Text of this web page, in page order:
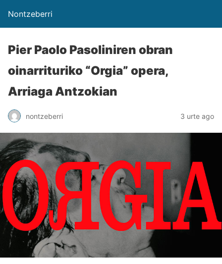
Nontzeberri
Pier Paolo Pasoliniren obran
oinarrituriko “Orgia” opera,
Arriaga Antzokian
nontzeberri 3 urte ago